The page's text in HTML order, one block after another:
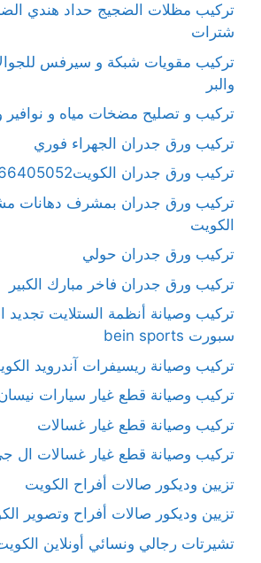
تركيب مظلات الضجيج حداد هندي
شترات
تركيب مقويات شبكة و سيرفس
والبر
تركيب و تصليح مضخات مياه و نوافير
تركيب ورق جدران الجهراء فوري
تركيب ورق جدران الكويت66405052
تركيب ورق جدران بمشرف دهانات
الكويت
تركيب ورق جدران حولي
تركيب ورق جدران فاخر مبارك الكبير
تركيب وصيانة أنظمة الستلايت
سبورت bein sports
تركيب وصيانة ريسيفرات آندرويد
تركيب وصيانة قطع غيار سيارات
تركيب وصيانة قطع غيار غسالات
تركيب وصيانة قطع غيار غسالات ال
تزيين وديكور صالات أفراح الكويت
تزيين وديكور صالات أفراح وتصوير
تشيرتات رجالي ونسائي أونلاين